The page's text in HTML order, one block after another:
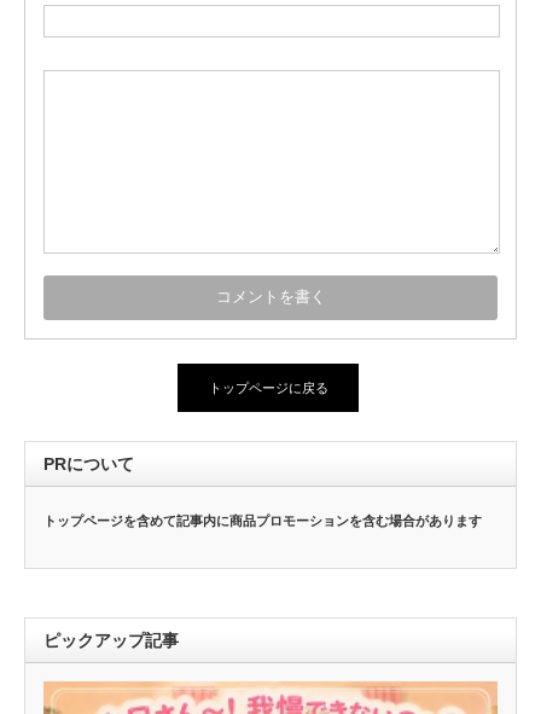
トップページに戻る
PRについて
トップページを含めて記事内に商品プロモーションを含む場合があります
ピックアップ記事